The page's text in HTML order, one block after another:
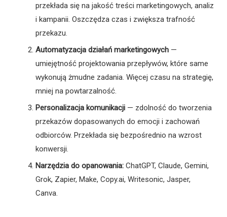
przekłada się na jakość treści marketingowych, analiz
i kampanii. Oszczędza czas i zwiększa trafność
przekazu.
Automatyzacja działań marketingowych —
umiejętność projektowania przepływów, które same
wykonują żmudne zadania. Więcej czasu na strategię,
mniej na powtarzalność.
Personalizacja komunikacji — zdolność do tworzenia
przekazów dopasowanych do emocji i zachowań
odbiorców. Przekłada się bezpośrednio na wzrost
konwersji.
Narzędzia do opanowania: ChatGPT, Claude, Gemini,
Grok, Zapier, Make, Copy.ai, Writesonic, Jasper,
Canva.